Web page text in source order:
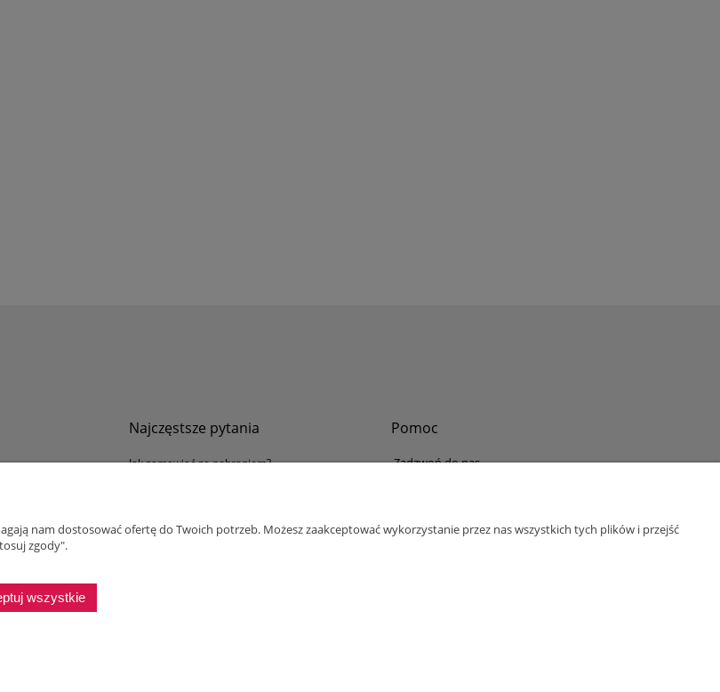
Najczęstsze pytania
Jak zamawiać za pobraniem?
Pomoc
Zadzwoń do nas
bok@abinvest.info
nam dostosować ofertę do Twoich potrzeb. Możesz zaakceptować wykorzystanie przez nas wszystkich tych plików i przejść
zgody".
wszystkie